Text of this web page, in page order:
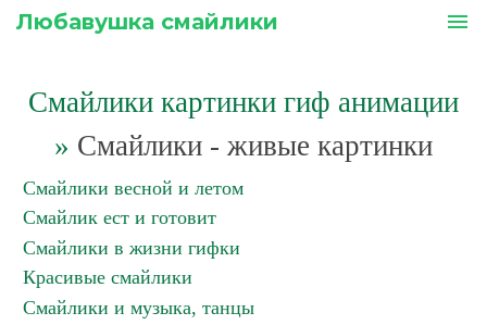
Любавушка смайлики menu
Смайлики картинки гиф анимации
» Смайлики - живые картинки
Смайлики весной и летом
Смайлик ест и готовит
Смайлики в жизни гифки
Красивые смайлики
Смайлики и музыка, танцы